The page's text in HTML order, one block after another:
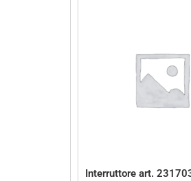
Interruttore art.